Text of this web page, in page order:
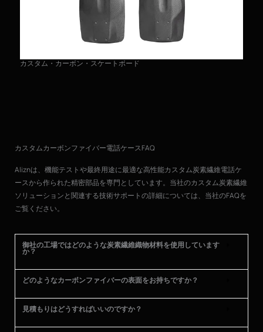
カスタム・カーボン・スケートボード
カスタムカーボンファイバー電話ケースFAQ
Aliznは、機能テストや最終用途に最適な高性能カスタム炭素繊維電話ケ
ースから作られた精密部品を専門としています。当社のカスタム炭素繊維
ソリューションと関連する技術サポートの詳細については、当社のFAQを
ご覧ください。
御社の工場ではどのような炭素繊維織物材料を使用しています
か？
どのようなカーボンファイバーの表面をお持ちですか？
見積もりはどうすればいいのですか？